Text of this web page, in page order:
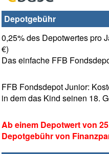
Depotgebühr
0,25% des Depotwertes pro
€)
Das einfache FFB
FFB Fondsdepot Junior:
in dem das Kind seinen 18.
Ab einem Depotwert von
Depotgebühr von